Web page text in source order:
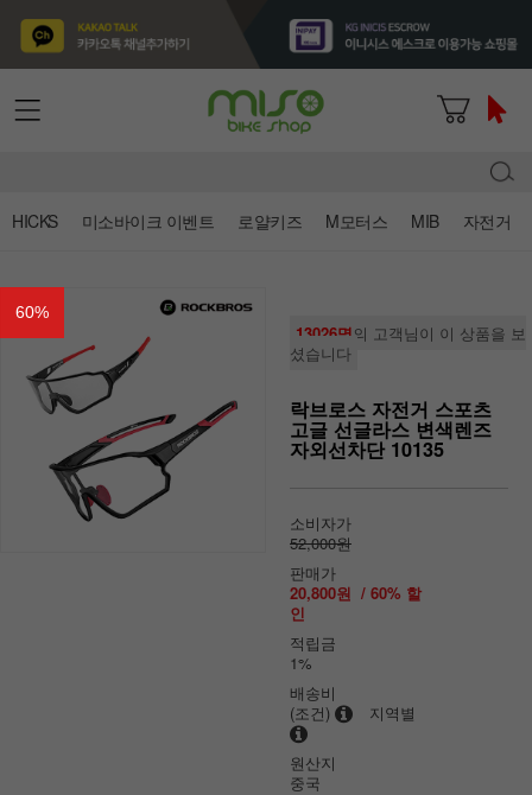
HICKS 미소바이크 이벤트 로얄키즈 M모터스 MIB 자전거
60%
13026명의 고객님이 이 상품을 보
셨습니다
락브로스 자전거 스포츠
고글 선글라스 변색렌즈
자외선차단 10135
소비자가
52,000원
판매가
20,800원 / 60% 할
인
적립금
1%
배송비
(조건)
지역별
원산지
중국